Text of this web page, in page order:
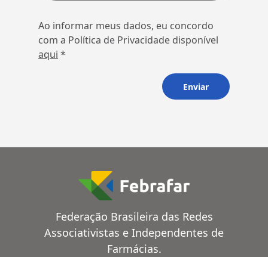
Ao informar meus dados, eu concordo
com a Política de Privacidade disponível
aqui *
Federação Brasileira das Redes
Associativistas e Independentes de
Farmácias.